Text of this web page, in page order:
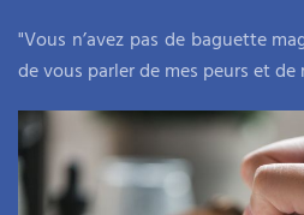
"Vous n’avez pas de baguette
de vous parler de mes peurs et de